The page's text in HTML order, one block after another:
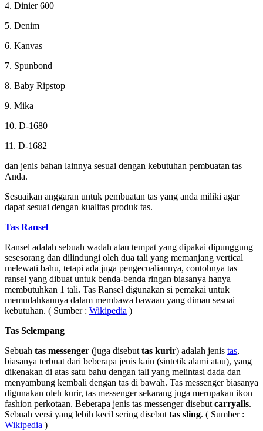
4. Dinier 600
5. Denim
6. Kanvas
7. Spunbond
8. Baby Ripstop
9. Mika
10. D-1680
11. D-1682
dan jenis bahan lainnya sesuai dengan kebutuhan pembuatan tas
Anda.
Sesuaikan anggaran untuk pembuatan tas yang anda miliki agar
dapat sesuai dengan kualitas produk tas.
Tas Ransel
Ransel adalah sebuah wadah atau tempat yang dipakai dipunggung
sesesorang dan dilindungi oleh dua tali yang memanjang vertical
melewati bahu, tetapi ada juga pengecualiannya, contohnya tas
ransel yang dibuat untuk benda-benda ringan biasanya hanya
membutuhkan 1 tali. Tas Ransel digunakan si pemakai untuk
memudahkannya dalam membawa bawaan yang dimau sesuai
kebutuhan. ( Sumber : Wikipedia )
Tas Selempang
Sebuah tas messenger (juga disebut tas kurir) adalah jenis tas,
biasanya terbuat dari beberapa jenis kain (sintetik alami atau), yang
dikenakan di atas satu bahu dengan tali yang melintasi dada dan
menyambung kembali dengan tas di bawah. Tas messenger biasanya
digunakan oleh kurir, tas messenger sekarang juga merupakan ikon
fashion perkotaan. Beberapa jenis tas messenger disebut carryalls.
Sebuah versi yang lebih kecil sering disebut tas sling. ( Sumber :
Wikipedia )